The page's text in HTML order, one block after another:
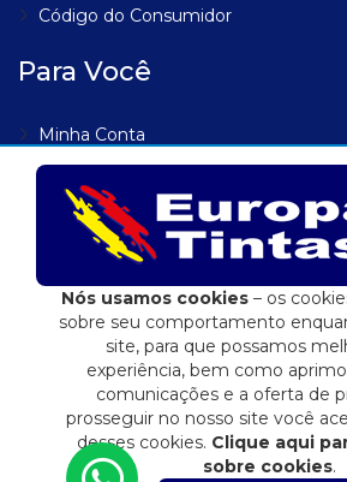
Código do Consumidor
Para Você
Minha Conta
Meus Endereços
Meus Pedidos
Lista de Desejos
Rastrear Pedido
Eduardo Jose Fidalgo EPP |
E-commerce integrado ao ERP
© 2022 Max Scalla Informática | Todos os
Nós usamos cookies – os
sobre seu comportamento
site, para que possamos
experiência, bem como
comunicações e a oferta de
prosseguir no nosso site você
desses cookies. Clique aqui
sobre cookies.